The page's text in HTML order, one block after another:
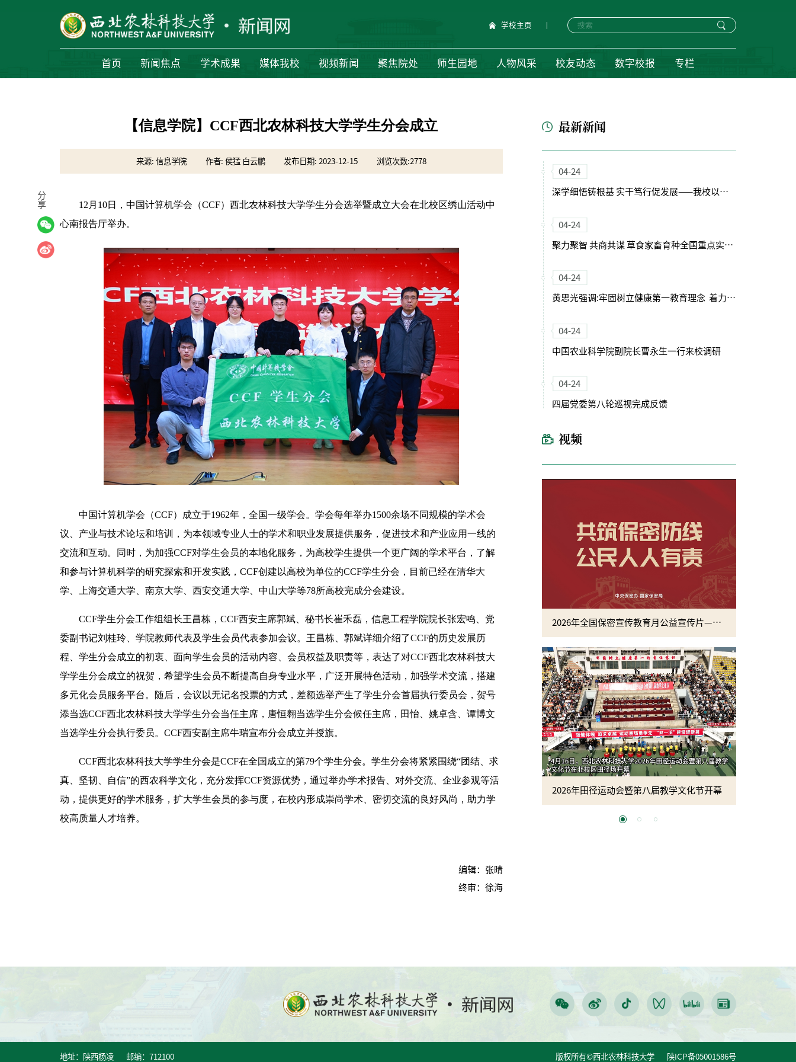
学校主页
首页 新闻焦点 学术成果 媒体我校 视频新闻 聚焦院处 师生园地 人物风采 校友动态 数字校报 专栏
【信息学院】CCF西北农林科技大学学生分会成立
来源: 信息学院 作者: 侯猛 白云鹏 发布日期: 2023-12-15 浏览次数:2778
12月10日，中国计算机学会（CCF）西北农林科技大学学生分会选举暨成立大会在北校区绣山活动中
心南报告厅举办。
中国计算机学会（CCF）成立于1962年，全国一级学会。学会每年举办1500余场不同规模的学术会
议、产业与技术论坛和培训，为本领域专业人士的学术和职业发展提供服务，促进技术和产业应用一线的
交流和互动。同时，为加强CCF对学生会员的本地化服务，为高校学生提供一个更广阔的学术平台，了解
和参与计算机科学的研究探索和开发实践，CCF创建以高校为单位的CCF学生分会，目前已经在清华大
学、上海交通大学、南京大学、西安交通大学、中山大学等78所高校完成分会建设。
CCF学生分会工作组组长王昌栋，CCF西安主席郭斌、秘书长崔禾磊，信息工程学院院长张宏鸣、党
委副书记刘桂玲、学院教师代表及学生会员代表参加会议。王昌栋、郭斌详细介绍了CCF的历史发展历
程、学生分会成立的初衷、面向学生会员的活动内容、会员权益及职责等，表达了对CCF西北农林科技大
学学生分会成立的祝贺，希望学生会员不断提高自身专业水平，广泛开展特色活动，加强学术交流，搭建
多元化会员服务平台。随后，会议以无记名投票的方式，差额选举产生了学生分会首届执行委员会，贺号
添当选CCF西北农林科技大学学生分会当任主席，唐恒翱当选学生分会候任主席，田怡、姚卓含、谭博文
当选学生分会执行委员。CCF西安副主席牛瑞宣布分会成立并授旗。
CCF西北农林科技大学学生分会是CCF在全国成立的第79个学生分会。学生分会将紧紧围绕“团结、求
真、坚韧、自信”的西农科学文化，充分发挥CCF资源优势，通过举办学术报告、对外交流、企业参观等活
动，提供更好的学术服务，扩大学生会员的参与度，在校内形成崇尚学术、密切交流的良好风尚，助力学
校高质量人才培养。
编辑：张晴
终审：徐海
分
享
最新新闻
04-24
深学细悟铸根基 实干笃行促发展——我校以正确政绩观引领“十五五”开局新征程
04-24
聚力聚智 共商共谋 草食家畜育种全国重点实验室（筹）学术委员会会议召开
04-24
黄思光强调:牢固树立健康第一教育理念 着力培养德智体美劳全面发展的卓越农林人才
04-24
中国农业科学院副院长曹永生一行来校调研
04-24
四届党委第八轮巡视完成反馈
视频
2026年全国保密宣传教育月公益宣传片—方寸之间
2026年田径运动会暨第八届教学文化节开幕
地址：陕西杨凌 邮编：712100 版权所有©西北农林科技大学 陕ICP备05001586号